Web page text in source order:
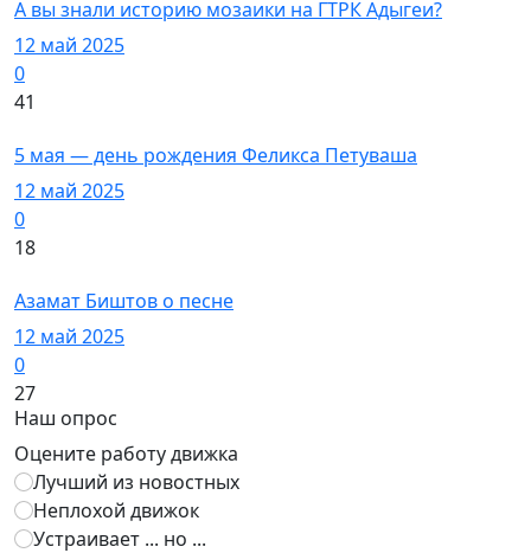
А вы знали историю мозаики на ГТРК Адыгеи?
12 май 2025
0
41
5 мая — день рождения Феликса Петуваша
12 май 2025
0
18
Азамат Биштов о песне
12 май 2025
0
27
Наш опрос
Оцените работу движка
Лучший из новостных
Неплохой движок
Устраивает ... но ...